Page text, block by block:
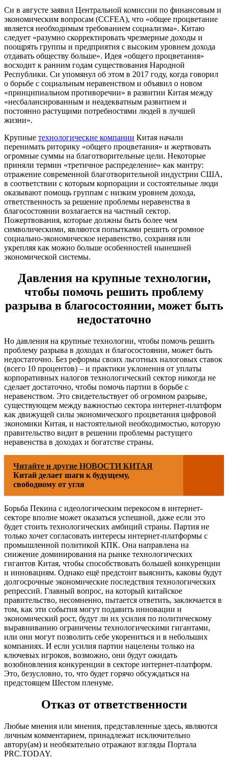
Си в августе заявил Центральной комиссии по финансовым и
экономическим вопросам (CCFEA), что «общее процветание
является необходимым требованием социализма». Китаю
следует «разумно скорректировать чрезмерные доходы и
поощрять группы и предприятия с высоким уровнем дохода
отдавать обществу больше». Идея «общего процветания»
восходит к ранним годам существования Народной
Республики. Си упомянул об этом в 2017 году, когда говорил
о борьбе с социальным неравенством и объявил о новом
«принципиальном противоречии» в развитии Китая между
«несбалансированным и неадекватным развитием и
постоянно растущими потребностями людей в лучшей
жизни».
Крупные технологические компании Китая начали
перенимать риторику «общего процветания» и жертвовать
огромные суммы на благотворительные цели. Некоторые
приняли термин «третичное распределение» как мантру:
отражение современной благотворительной индустрии США,
в соответствии с которым корпорации и состоятельные люди
оказывают помощь группам с низким уровнем дохода,
ответственность за решение проблемы неравенства в
благосостоянии возлагается на частный сектор.
Пожертвования, которые должны быть более чем
символическими, являются попытками решить огромное
социально-экономическое неравенство, сохраняя или
укрепляя как можно больше особенностей нынешней
экономической системы.
Давления на крупные технологии,
чтобы помочь решить проблему
разрыва в благосостоянии, может быть
недостаточно
Но давления на крупные технологии, чтобы помочь решить
проблему разрыва в доходах и благосостоянии, может быть
недостаточно. Без реформы своих льготных налоговых ставок
(всего 10 процентов) – и практики уклонения от уплаты
корпоративных налогов технологический сектор никогда не
сделает достаточно, чтобы помочь партии в борьбе с
неравенством. Это свидетельствует об огромном разрыве,
существующем между важностью сектора интернет-платформ
как движущей силы экономического процветания цифровой
экономики Китая, и настоятельной необходимостью, которую
правительство видит в решении проблемы растущего
неравенства в доходах и богатстве страны.
Читайте и другие НОВОСТИ КИТАЯ
Китай делает шаги к будущему,
свободному от угля
Борьба Пекина с идеологическим перекосом в интернет-
секторе вполне может оказаться успешной, даже если это
будет стоить технологических амбиций страны. Партия не
только хочет согласовать интересы интернет-платформы с
промышленной политикой КПК. Она направлена на
снижение доминирования на рынке технологических
гигантов Китая, чтобы способствовать большей конкуренции
и инновациям. Однако ещё предстоит выяснить, каковы будут
долгосрочные экономические последствия технологических
репрессий. Главный вопрос, на который китайское
правительство, несомненно, пытается ответить, заключается в
том, как эти события могут подавить инновации и
экономический рост, будут ли их усилия по политическому
выравниванию ограничены технологическими гигантами,
или они могут позволить себе укорениться и в небольших
компаниях. И если усилия партии нацелены только на
ключевых игроков, возможно, они будут ожидать
возобновления конкуренции в секторе интернет-платформ.
Это, безусловно, то, что будет горячо обсуждаться на
предстоящем Шестом пленуме.
Отказ от ответственности
Любые мнения или мнения, представленные здесь, являются
личным комментарием, принадлежат исключительно
автору(ам) и необязательно отражают взгляды Портала
PRC.TODAY.